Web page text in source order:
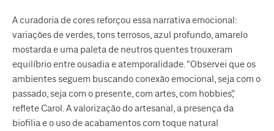
A curadoria de cores reforçou essa narrativa emocional:
variações de verdes, tons terrosos, azul profundo, amarelo
mostarda e uma paleta de neutros quentes trouxeram
equilíbrio entre ousadia e atemporalidade. “Observei que os
ambientes seguem buscando conexão emocional, seja com o
passado, seja com o presente, com artes, com hobbies”,
reflete Carol. A valorização do artesanal, a presença da
biofilia e o uso de acabamentos com toque natural